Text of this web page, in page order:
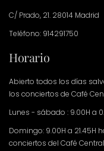
C/ Prado, 21. 28014 Madrid
Teléfono: 914291750
Horario
Abierto todos los días
los conciertos de Café
Lunes - sábado : 9.00H a
Domingo: 9.00H a 21.45H
conciertos del Café